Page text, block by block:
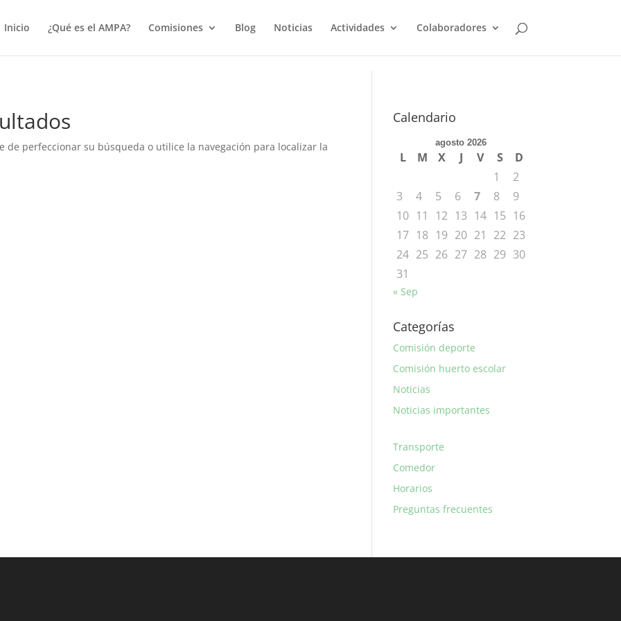
Inicio
¿Qué es el AMPA? Comisiones Blog Noticias Actividades Colaboradores
de perfeccionar su búsqueda o utilice la navegación para localizar la
Calendario
agosto 2026
L M X J V S
D
1
2
3
4 5 6 7 8
9
10 11 12 13 14 15 16
17 18 19 20 21 22 23
24 25 26 27 28 29 30
31
« Sep
Categorías
Comisión deporte
Comisión huerto escolar
Noticias
Noticias importantes
Transporte
Comedor
Horarios
Preguntas frecuentes